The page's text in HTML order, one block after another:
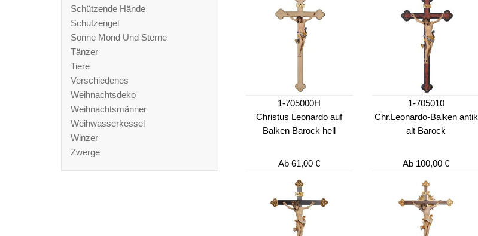
Schützende Hände
Schutzengel
Sonne Mond Und Sterne
Tänzer
Tiere
Verschiedenes
Weihnachtsdeko
Weihnachtsmänner
Weihwasserkessel
Winzer
Zwerge
1-705000H
Christus Leonardo auf
Balken Barock hell
Ab 61,00 €
1-705010
Chr.Leonardo-Balken antik
alt Barock
Ab 100,00 €